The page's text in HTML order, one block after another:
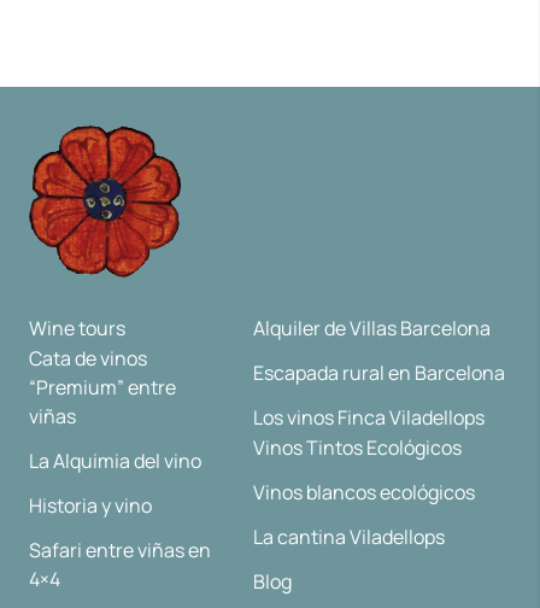
Wine tours
Cata de vinos
“Premium” entre
viñas
La Alquimia del vino
Historia y vino
Safari entre viñas en
4×4
Alquiler de Villas Barcelona
Escapada rural en Barcelona
Los vinos Finca Viladellops
Vinos Tintos Ecológicos
Vinos blancos ecológicos
La cantina Viladellops
Blog